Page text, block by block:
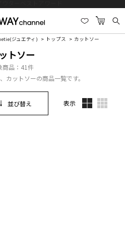
ジュエティ) トップス カットソー
トソー
商品： 41件
カットソーの商品一覧です。
並び替え 表示